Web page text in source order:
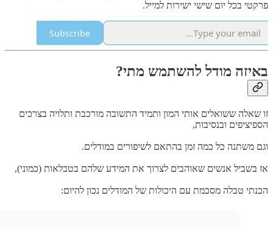
פרקטי בכל יום שישי ישירות למייל.
Subscribe
באיזה מודל להשתמש מתי?
זו שאלה ששואלים אותי המון ותמיד התשובה מורכבת ותלויה בצרכים
הספיציפים ובנסיבות,
וגם משתנה כל כמה זמן בהתאם לשיפורים במודלים.
אז בשביל אנשים שאוהבים לצרוך את המידע שלהם בטבלאות (כמוני),
הכנתי טבלה מסכמת עם היכולות של המודלים נכון להיום: